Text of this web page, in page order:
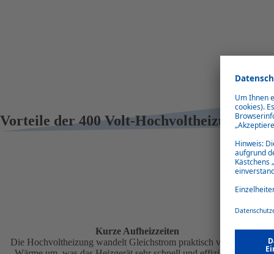
Vorteile der 400 Volt-Hochvoltheizungen
Kurze Aufheizzeiten
Die Hochvoltheizung wandelt Gleichstrom praktisch verlustfrei in